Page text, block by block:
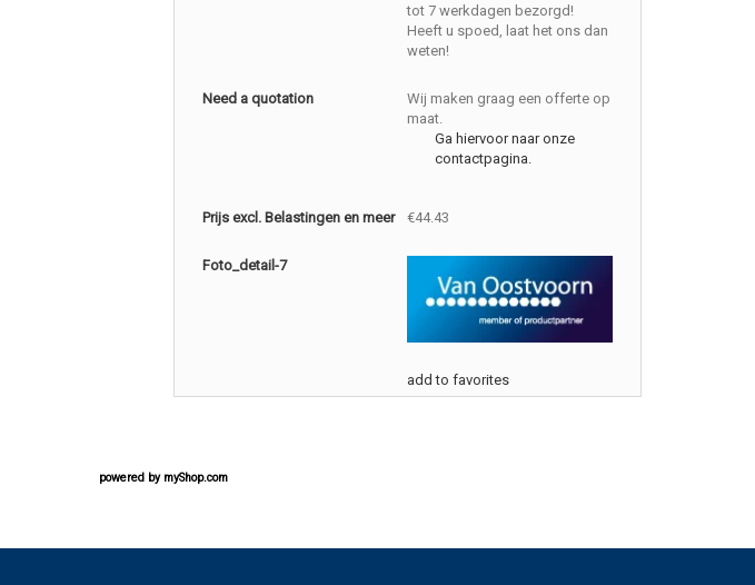
tot 7 werkdagen bezorgd!
Heeft u spoed, laat het ons dan
weten!
Need a quotation
Wij maken graag een offerte op
maat.
Ga hiervoor naar onze
contactpagina.
Prijs excl. Belastingen en meer €44.43
Foto_detail-7
add to favorites
powered by myShop.com